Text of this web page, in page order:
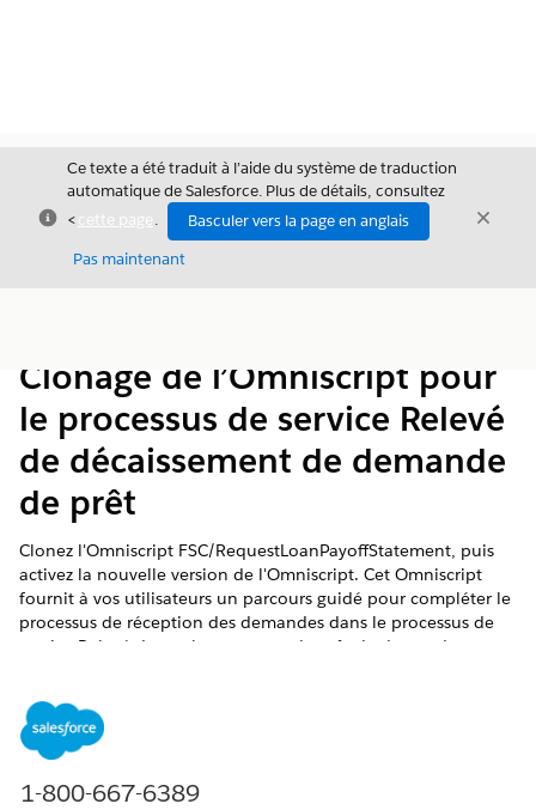
Fermer
Ce texte a été traduit à l’aide du système de traduction
automatique de Salesforce. Plus de détails, consultez
<cette page .
Basculer vers la page en anglais
Pas maintenant
Fermer
Clonage de l’Omniscript pour
le processus de service Relevé
de décaissement de demande
de prêt
Clonez l'Omniscript FSC/RequestLoanPayoffStatement, puis
activez la nouvelle version de l'Omniscript. Cet Omniscript
fournit à vos utilisateurs un parcours guidé pour compléter le
processus de réception des demandes dans le processus de
service Relevé de remboursement de prêt de demande.
ÉDITIONS REQUISES
Disponible avec : Lightning Experience
1-800-667-6389